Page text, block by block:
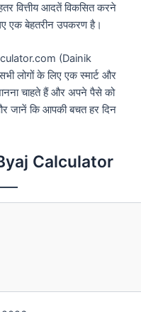
वित्तीय आदतें विकसित करने
एक बेहतरीन उपकरण है।
(Dainik
लोगों के लिए एक स्मार्ट और
चाहते हैं और अपने पैसे को
जानें कि आपकी बचत हर दिन
Calculator